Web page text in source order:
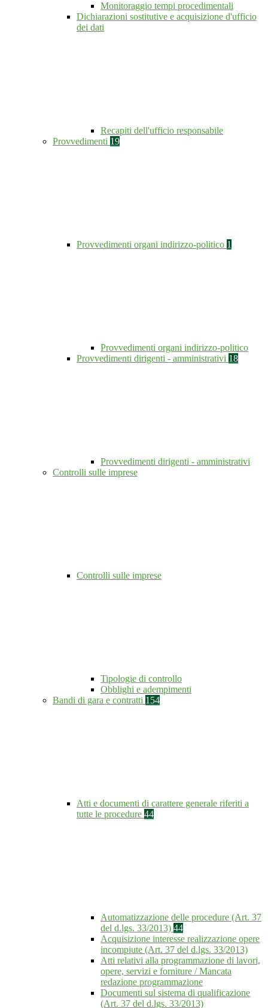
Monitoraggio tempi procedimentali
Dichiarazioni sostitutive e acquisizione d'ufficio
dei dati
Recapiti dell'ufficio responsabile
Provvedimenti 19
Provvedimenti organi indirizzo-politico 1
Provvedimenti organi indirizzo-politico
Provvedimenti dirigenti - amministrativi 18
Provvedimenti dirigenti - amministrativi
Controlli sulle imprese
Controlli sulle imprese
Tipologie di controllo
Obblighi e adempimenti
Bandi di gara e contratti 154
Atti e documenti di carattere generale riferiti a
tutte le procedure 44
Automatizzazione delle procedure (Art. 37
del d.lgs. 33/2013) 44
Acquisizione interesse realizzazione opere
incompiute (Art. 37 del d.lgs. 33/2013)
Atti relativi alla programmazione di lavori,
opere, servizi e forniture / Mancata
redazione programmazione
Documenti sul sistema di qualificazione
(Art. 37 del d.lgs. 33/2013)